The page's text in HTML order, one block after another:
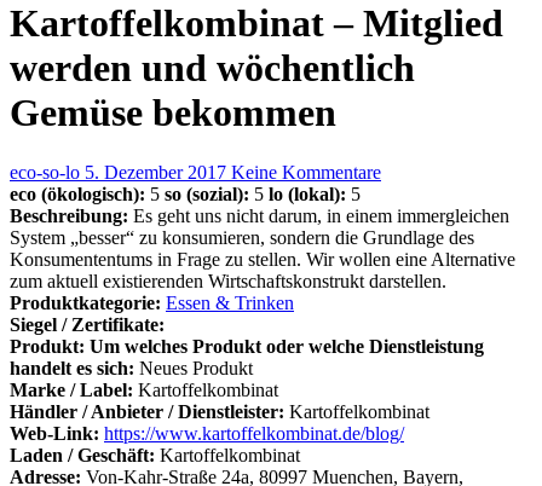
Kartoffelkombinat – Mitglied
werden und wöchentlich
Gemüse bekommen
eco-so-lo 5. Dezember 2017 Keine Kommentare
eco (ökologisch): 5 so (sozial): 5 lo (lokal): 5
Beschreibung: Es geht uns nicht darum, in einem immergleichen
System „besser“ zu konsumieren, sondern die Grundlage des
Konsumententums in Frage zu stellen. Wir wollen eine Alternative
zum aktuell existierenden Wirtschaftskonstrukt darstellen.
Produktkategorie: Essen & Trinken
Siegel / Zertifikate:
Produkt: Um welches Produkt oder welche Dienstleistung
handelt es sich: Neues Produkt
Marke / Label: Kartoffelkombinat
Händler / Anbieter / Dienstleister: Kartoffelkombinat
Web-Link: https://www.kartoffelkombinat.de/blog/
Laden / Geschäft: Kartoffelkombinat
Adresse: Von-Kahr-Straße 24a, 80997 Muenchen, Bayern,